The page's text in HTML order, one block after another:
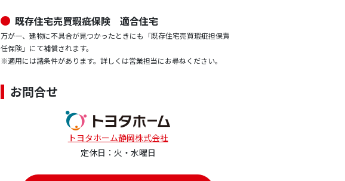
既存住宅売買瑕疵保険 適合住宅
万が一、建物に不具合が見つかったときにも「既存住宅売買瑕疵担保責
任保険」にて補償されます。
※適用には諸条件があります。詳しくは営業担当にお尋ねください。
お問合せ
トヨタホーム静岡株式会社
定休日：火・水曜日